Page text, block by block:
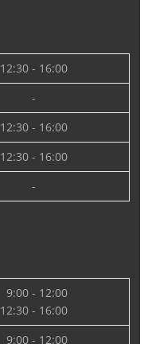
12:30 - 16:00
-
12:30 - 16:00
12:30 - 16:00
-
9:00 - 12:00
12:30 - 16:00
9:00 - 12:00